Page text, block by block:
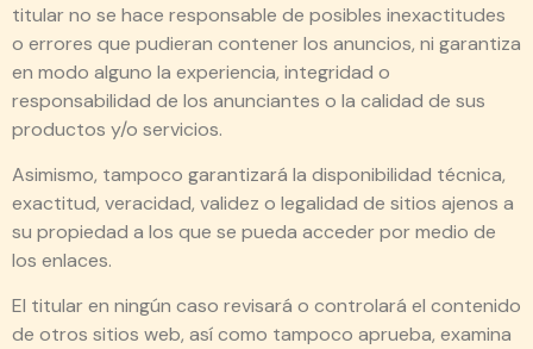
titular no se hace responsable de posibles inexactitudes
o errores que pudieran contener los anuncios, ni garantiza
en modo alguno la experiencia, integridad o
responsabilidad de los anunciantes o la calidad de sus
productos y/o servicios.
Asimismo, tampoco garantizará la disponibilidad técnica,
exactitud, veracidad, validez o legalidad de sitios ajenos a
su propiedad a los que se pueda acceder por medio de
los enlaces.
El titular en ningún caso revisará o controlará el contenido
de otros sitios web, así como tampoco aprueba, examina